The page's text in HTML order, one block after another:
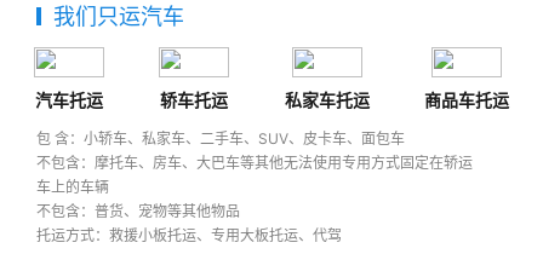
我们只运汽车
汽车托运 轿车托运 私家车托运 商品车托运
包 含：小轿车、私家车、二手车、SUV、皮卡车、面包车
不包含：摩托车、房车、大巴车等其他无法使用专用方式固定在轿运
车上的车辆
不包含：普货、宠物等其他物品
托运方式：救援小板托运、专用大板托运、代驾